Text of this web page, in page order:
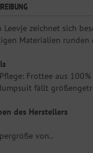
zeichnet sich
Materialien
Frottee aus
fällt
des Herstellers
von..